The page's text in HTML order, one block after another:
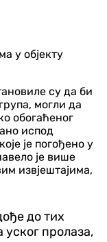
су да би
могли да
обогаћеног
испод
је погођено у
је више
извјештајима,
до тих
пролаза,